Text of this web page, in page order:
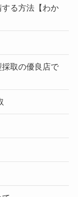
る方法【わか
取の優良店で